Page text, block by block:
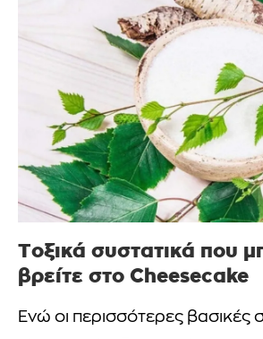
Τοξικά συστατικά που
βρείτε στο Cheesecake
Ενώ οι περισσότερες βασικές